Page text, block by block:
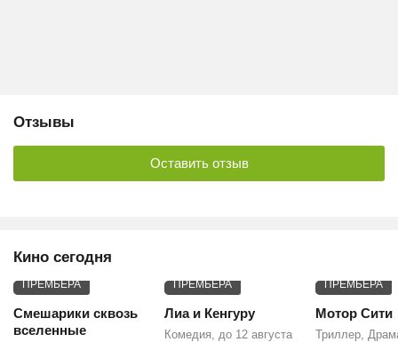
Отзывы
Оставить отзыв
Кино сегодня
ПРЕМЬЕРА
Смешарики сквозь
вселенные
ПРЕМЬЕРА
Лиа и Кенгуру
Комедия, до 12 августа
ПРЕМЬЕРА
Мотор Сити
Триллер,